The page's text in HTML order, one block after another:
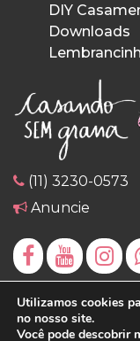
DIY
Downloads
(11) 3230-0573
Anuncie
Utilizamos cookies
no nosso site.
Você pode descobrir